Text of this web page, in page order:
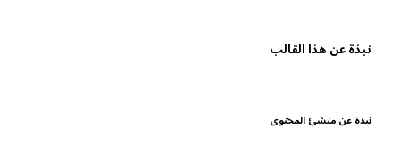
عن هذا القالب
عن منشئ المحتوى